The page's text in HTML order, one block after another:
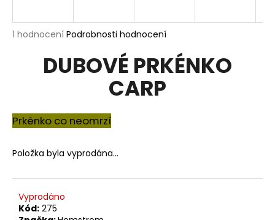
Průměrné
produktu
hvězdiček.
1 hodnocení Podrobnosti hodnocení
DUBOVÉ PRKÉNKO
CARP
Prkénko co neomrzí
Položka byla vyprodána…
Vyprodáno
Kód: 275
j
D
o